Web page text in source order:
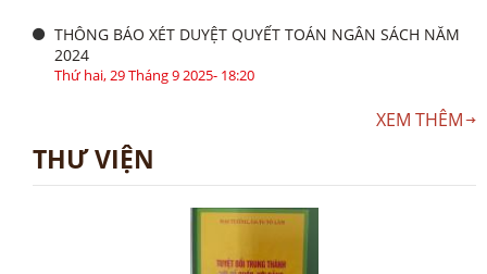
THÔNG BÁO XÉT DUYỆT QUYẾT TOÁN NGÂN SÁCH NĂM
2024
Thứ hai, 29 Tháng 9 2025- 18:20
XEM THÊM
THƯ VIỆN